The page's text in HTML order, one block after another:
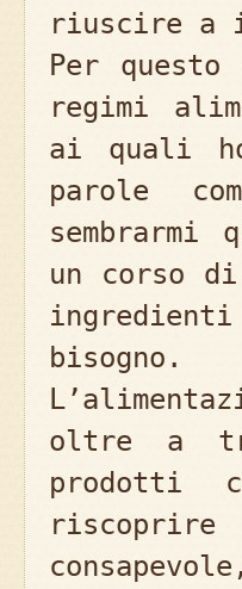
riuscire a
Per
regimi
ai quali
parole
sembrarmi
un corso
bisogno.
oltre a
prodotti